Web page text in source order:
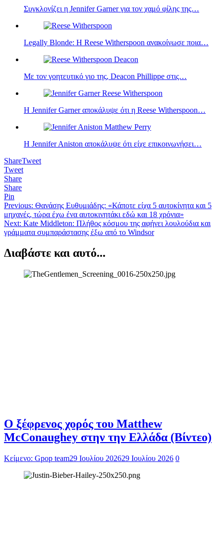
Συγκλονίζει η Jennifer Garner για τον χαμό φίλης της…
Legally Blonde: Η Reese Witherspoon ανακοίνωσε ποια…
Με τον γοητευτικό γιο της, Deacon Phillippe στις…
Η Jennifer Garner αποκάλυψε ότι η Reese Witherspoon…
H Jennifer Aniston αποκάλυψε ότι είχε επικοινωνήσει…
ShareTweet
Tweet
Share
Share
Pin
Πλοήγηση
άρθρων
Previous: Θανάσης Ευθυμιάδης: «Κάποτε είχα 5 αυτοκίνητα και 5
μηχανές, τώρα έχω ένα αυτοκινητάκι εδώ και 18 χρόνια»
Next: Kate Middleton: Πλήθος κόσμου της αφήνει λουλούδια και
γράμματα συμπαράστασης έξω από το Windsor
Διαβάστε και αυτό...
Ο ξέφρενος χορός του Matthew
McConaughey στην την Ελλάδα (Βίντεο)
Κείμενο: Gpop team29 Ιουλίου 202629 Ιουλίου 2026 0